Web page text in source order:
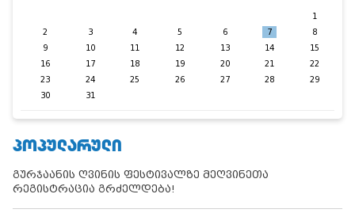
1
2
3 4 5 6 7
8
9
10 11 12 13 14
15
16
17 18 19 20 21
22
23
24 25 26 27 28
29
30
31
ᲞᲝᲞᲣᲚᲐᲠᲣᲚᲘ
გურჯაანის ღვინის ფესტივალზე მეღვინეთა
რეგისტრაცია გრძელდება!